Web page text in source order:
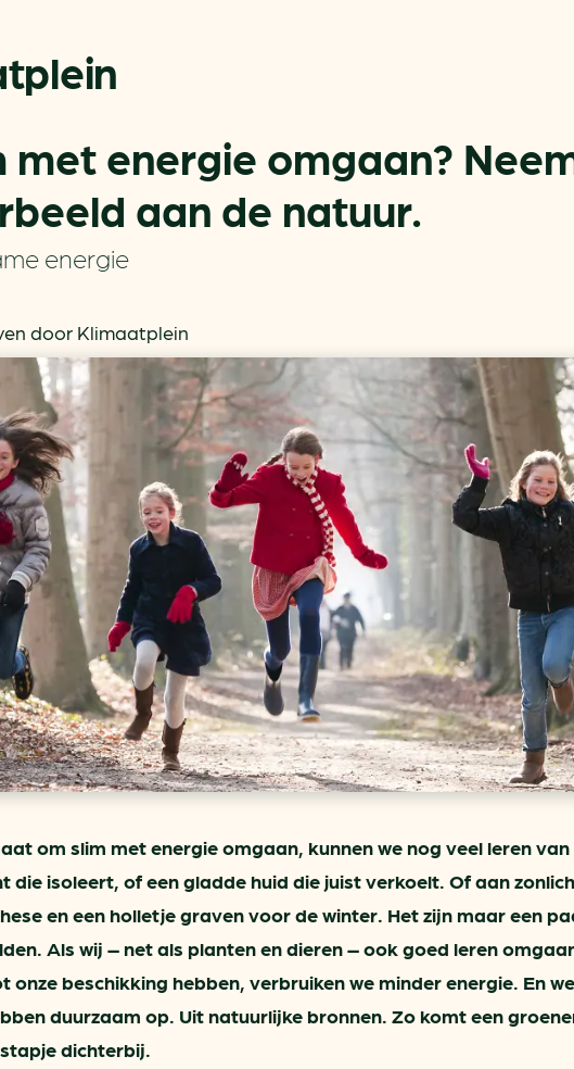
Events
Nieuwsbrief
klimaatverandering
van CO2
zonder aardgas
bedrijventerrein
op wijkniveau
Besparen
In je gebouw
Op vervoer
In de bedrijfsvoering
MKB
Voorkomen
Wegwijzers
voor het
Energie
met energie omgaan?
aan de natuur.
energie
door Klimaatplein
om slim met energie omgaan, kunnen we nog veel leren
die isoleert, of een gladde huid die juist verkoelt. Of aan
en een holletje graven voor de winter. Het zijn maar een
Als wij – net als planten en dieren – ook goed leren
onze beschikking hebben, verbruiken we minder energie. En
duurzaam op. Uit natuurlijke bronnen. Zo komt een
dichterbij.